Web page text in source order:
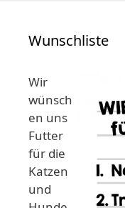
Wunschliste
Wir
wünsch
en uns
Futter
für die
Katzen
und